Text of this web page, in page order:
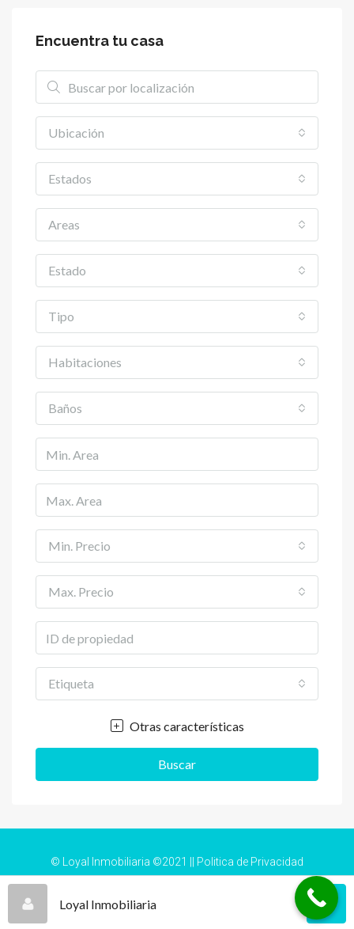
Encuentra tu casa
Ubicación
Estados
Areas
Estado
Tipo
Habitaciones
Baños
Min. Precio
Max. Precio
Etiqueta
Otras características
Buscar
© Loyal Inmobiliaria ©2021 || Politica de Privacidad
Loyal Inmobiliaria